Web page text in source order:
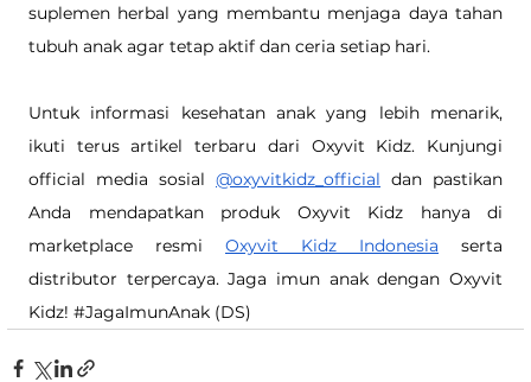
suplemen herbal yang membantu menjaga daya tahan
tubuh anak agar tetap aktif dan ceria setiap hari.
Untuk informasi kesehatan anak yang lebih menarik,
ikuti terus artikel terbaru dari Oxyvit Kidz. Kunjungi
official media sosial @oxyvitkidz_official dan pastikan
Anda mendapatkan produk Oxyvit Kidz hanya di
marketplace resmi Oxyvit Kidz Indonesia serta
distributor terpercaya. Jaga imun anak dengan Oxyvit
Kidz! #JagaImunAnak (DS)